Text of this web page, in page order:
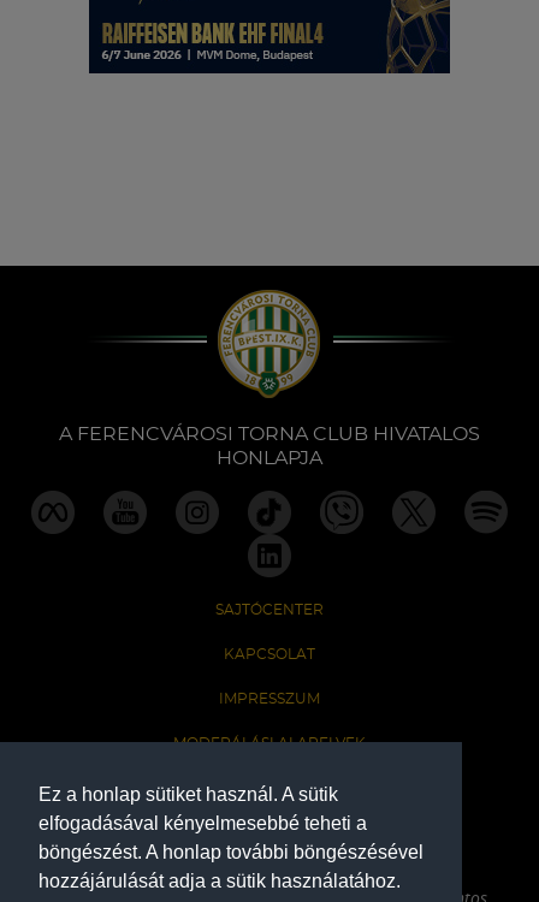
Ez a honlap sütiket használ. A sütik
elfogadásával kényelmesebbé teheti a
böngészést. A honlap további böngészésével
hozzájárulását adja a sütik használatához.
A FERENCVÁROSI TORNA CLUB HIVATALOS
HONLAPJA
SAJTÓCENTER
KAPCSOLAT
IMPRESSZUM
MODERÁLÁSI ALAPELVEK
HONLAP ADATKEZELÉSI TÁJÉKOZTATÓ
A Ferencvárosi Torna Club hivatalos honlapja